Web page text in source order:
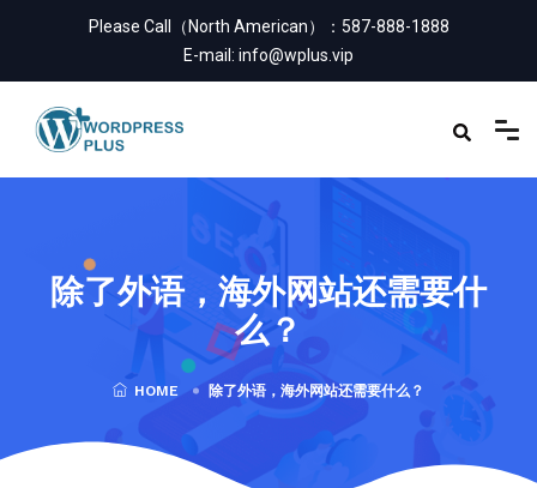
Please Call（North American）： 587-888-1888
E-mail: info@wplus.vip
除了外语，海外网站还需要什
么？
HOME 除了外语，海外网站还需要什么？